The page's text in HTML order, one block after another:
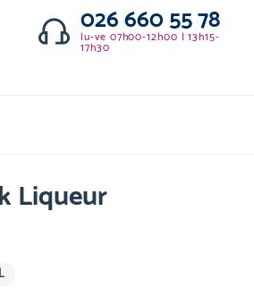
026 660 55 78
lu-ve 07h00-12h00 | 13h15-
17h30
Liqueur